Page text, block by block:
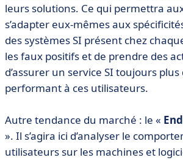
leurs solutions. Ce qui permettra
s’adapter eux-mêmes aux
des systèmes SI présent chez
les faux positifs et de prendre des
d’assurer un service SI toujours
performant à ces utilisateurs.
Autre tendance du marché : le «
». Il s’agira ici d’analyser le
utilisateurs sur les machines et